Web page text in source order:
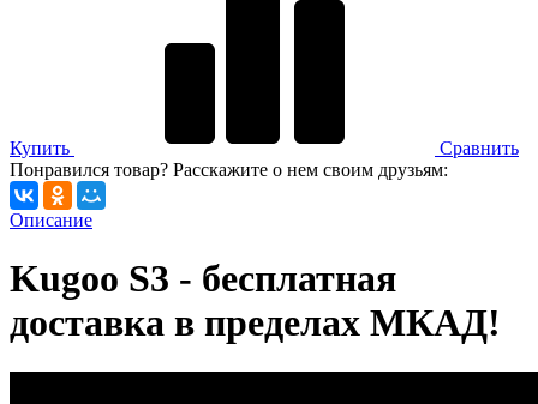
Купить
Сравнить
Понравился товар? Расскажите о нем своим друзьям:
Описание
Kugoo S3 - бесплатная
доставка в пределах МКАД!